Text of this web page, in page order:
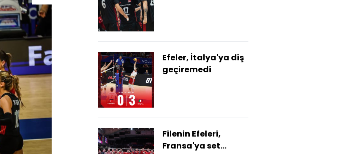
Efeler, İtalya'ya diş
geçiremedi
Filenin Efeleri,
Fransa'ya set